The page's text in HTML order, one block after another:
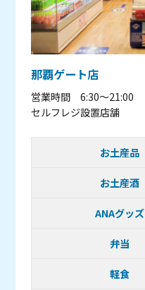
那覇ゲート店
営業時間 6:30～21:00
セルフレジ設置店舗
お土産品
お土産酒
ANAグッズ
弁当
軽食